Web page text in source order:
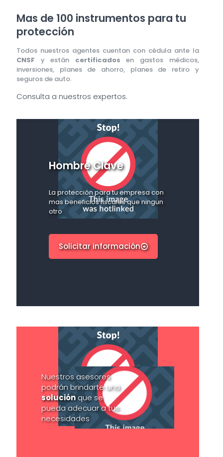
Mas de 100 instrumentos para tu
protección
Todos nuestros agentes cuentan con cédula ante la
CNSF y están certificados en gastos médicos,
inversiones, planes de ahorro, planes de retiro y
seguros de auto.
Consulta a nuestros expertos.
Hombre Clave
La protección para tu empresa con
mas beneficios fiscales que ningun
otro
Solicitar información
Nuestros asesores
podrán brindarte una
soluciónque se
pueda adecuar a tus
necesidades